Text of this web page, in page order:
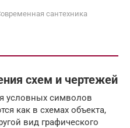
сантехника
схем и чертежей
условных символов
как в схемах объекта,
вид графического